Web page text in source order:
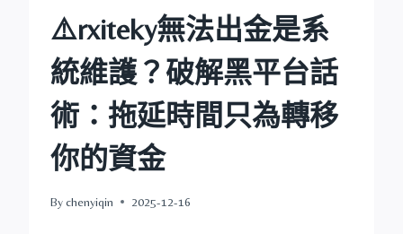
⚠️rxiteky無法出金是系
統維護？破解黑平台話
術：拖延時間只為轉移
你的資金
Bychenyiqin 2025-12-16